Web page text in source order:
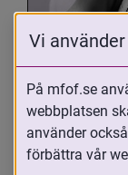
Oavsett
Vi
På mfof.se
webbplatsen
använder
förbättra vår